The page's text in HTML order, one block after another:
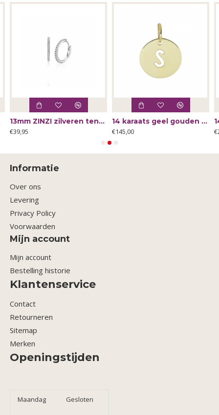
- 66002
13mm ZINZI zilveren tennis oorringen bezet met een rij schitterende zirkonia‹¨«?Ts ZIO2831 - 66121
€39,95
14 karaats geel gouden hanger met letter S 13x10mm - 64221
€145,00
Informatie
Over ons
Levering
Privacy Policy
Voorwaarden
Mijn account
Mijn account
Bestelling historie
Klantenservice
Contact
Retourneren
Sitemap
Merken
Openingstijden
Maandag Gesloten